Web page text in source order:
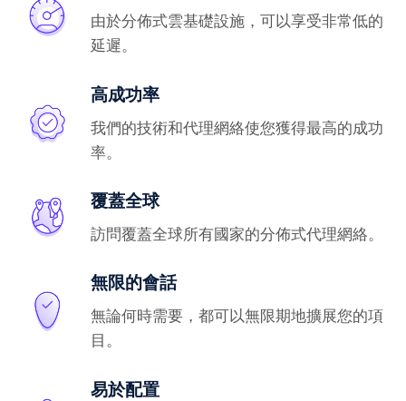
由於分佈式雲基礎設施，可以享受非常低的
延遲。
高成功率
我們的技術和代理網絡使您獲得最高的成功
率。
覆蓋全球
訪問覆蓋全球所有國家的分佈式代理網絡。
無限的會話
無論何時需要，都可以無限期地擴展您的項
目。
易於配置